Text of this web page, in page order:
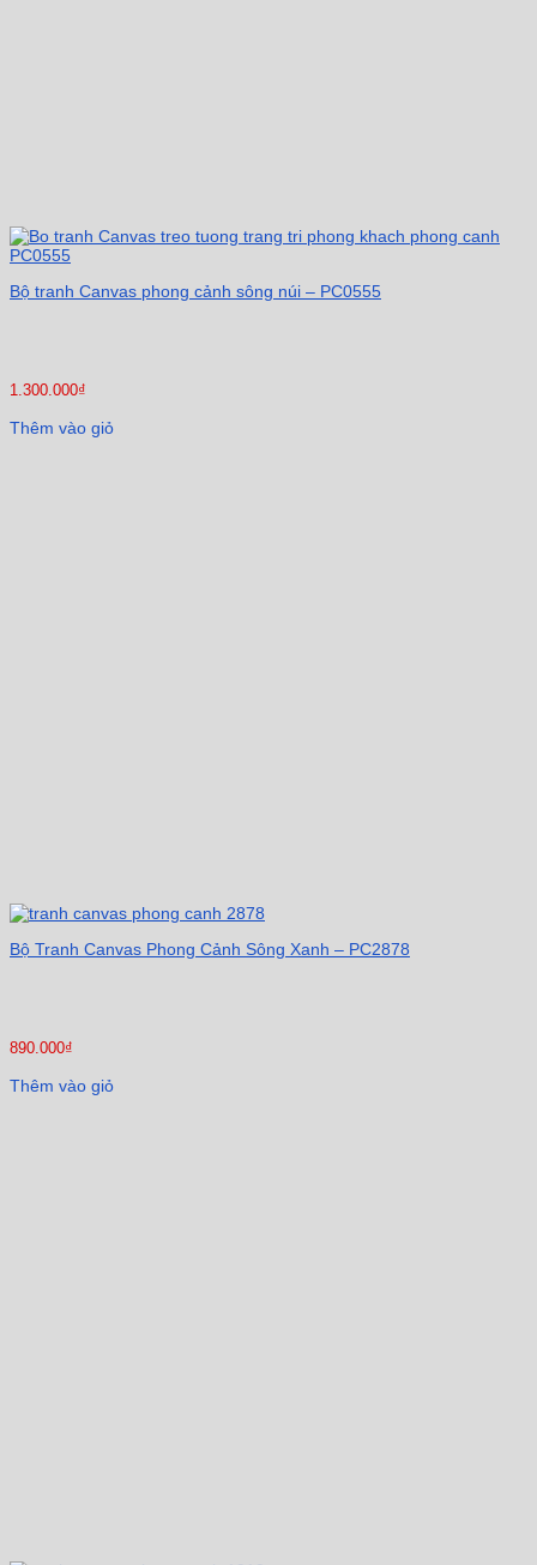
Bộ tranh Canvas phong cảnh sông núi – PC0555
1.300.000₫
Thêm vào giỏ
Bộ Tranh Canvas Phong Cảnh Sông Xanh – PC2878
890.000₫
Thêm vào giỏ